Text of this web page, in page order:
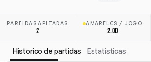
PARTIDAS APITADAS
2
AMARELOS / JOGO
2.00
Historico de partidas Estatisticas